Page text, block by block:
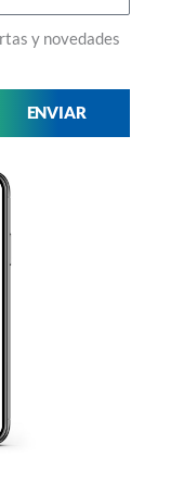
y novedades
ENVIAR